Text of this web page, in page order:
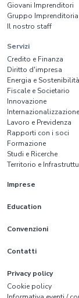
Giovani Imprenditori
Gruppo
Il nostro staff
Servizi
Credito e Finanza
Diritto d'impresa
Energia e Sostenibilità
Fiscale e Societario
Innovazione
Internazionalizzazione
Lavoro e Previdenza
Rapporti con i soci
Formazione
Studi e Ricerche
Territorio e
Imprese
Education
Convenzioni
Contatti
Privacy policy
Cookie policy